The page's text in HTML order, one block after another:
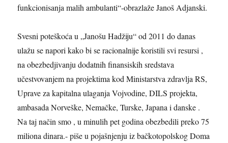
funkcionisanja malih ambulanti“-obrazlaže Janoš Adjanski.
Svesni poteškoća u „Janošu Hadžiju“ od 2011 do danas
ulažu se napori kako bi se racionalnije koristili svi resursi ,
na obezbedjivanju dodatnih finansiskih sredstava
učestvovanjem na projektima kod Ministarstva zdravlja RS,
Uprave za kapitalna ulaganja Vojvodine, DILS projekta,
ambasada Norveške, Nemačke, Turske, Japana i danske .
Na taj način smo , u minulih pet godina obezbedili preko 75
miliona dinara.- piše u pojašnjenju iz bačkotopolskog Doma